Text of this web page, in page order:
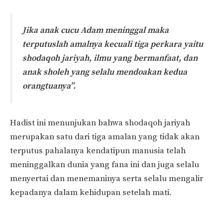
Jika anak cucu Adam meninggal maka
terputuslah amalnya kecuali tiga perkara yaitu
shodaqoh jariyah, ilmu yang bermanfaat, dan
anak sholeh yang selalu mendoakan kedua
orangtuanya”.
Hadist ini menunjukan bahwa shodaqoh jariyah
merupakan satu dari tiga amalan yang tidak akan
terputus pahalanya kendatipun manusia telah
meninggalkan dunia yang fana ini dan juga selalu
menyertai dan menemaninya serta selalu mengalir
kepadanya dalam kehidupan setelah mati.